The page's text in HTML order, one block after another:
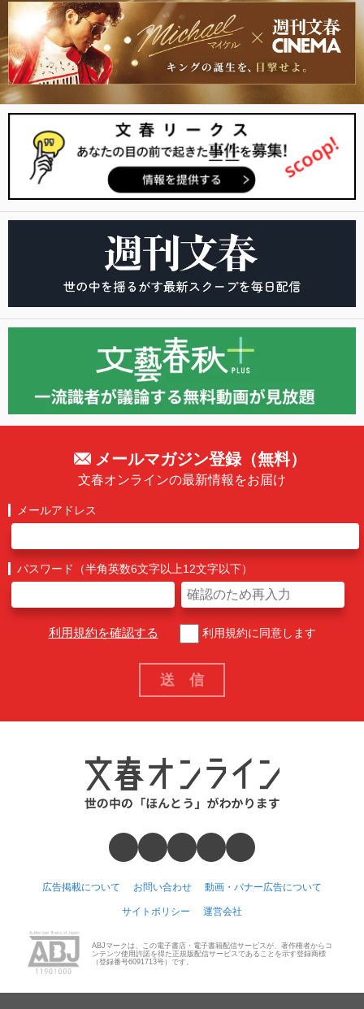
メールマガジン登録（無料）
文春オンラインの最新情報をお届け
メールアドレス
パスワード（半角英数6文字以上12文字以下）
利用規約を確認する 利用規約に同意します
広告掲載について お問い合わせ 動画・バナー広告について
サイトポリシー 運営会社
ABJマークは、この電子書店・電子書籍配信サービスが、著作権者からコ
ンテンツ使用許諾を得た正規版配信サービスであることを示す登録商標
（登録番号6091713号）です。